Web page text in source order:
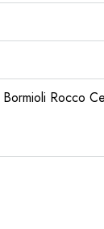
Bormioli Rocco